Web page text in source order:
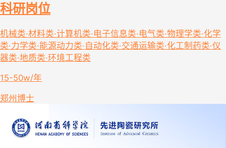
科研岗位
机械类·材料类·计算机类·电子信息类·电气类·物理学类·化学
类·力学类·能源动力类·自动化类·交通运输类·化工制药类·仪
器类·地质类·环境工程类
15-50w/年
郑州 博士